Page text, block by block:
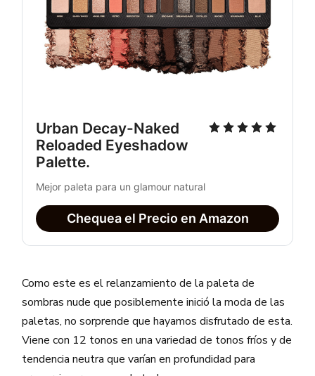
Urban Decay-Naked
Reloaded Eyeshadow
Palette.
Mejor paleta para un glamour natural
Chequea el Precio en Amazon
Como este es el relanzamiento de la paleta de
sombras nude que posiblemente inició la moda de las
paletas, no sorprende que hayamos disfrutado de esta.
Viene con 12 tonos en una variedad de tonos fríos y de
tendencia neutra que varían en profundidad para